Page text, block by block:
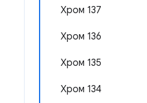
Хром 137
Хром 136
Хром 135
Хром 134